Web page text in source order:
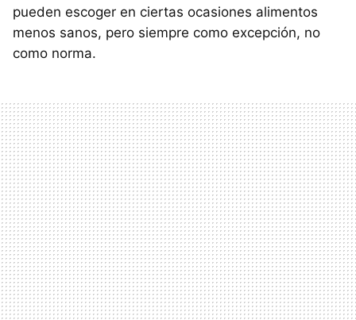
pueden escoger en ciertas ocasiones alimentos
menos sanos, pero siempre como excepción, no
como norma.